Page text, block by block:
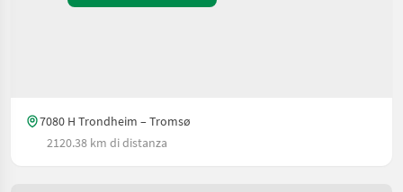
7080 H Trondheim – Tromsø
2120.38 km di distanza